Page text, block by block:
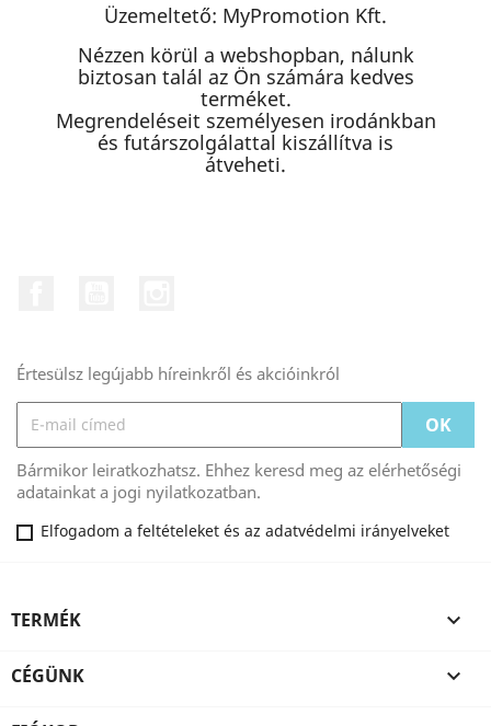
Üzemeltető: MyPromotion Kft.
Nézzen körül a webshopban, nálunk
biztosan talál az Ön számára kedves
terméket.
Megrendeléseit személyesen irodánkban
és futárszolgálattal kiszállítva is
átveheti.
Értesülsz legújabb híreinkről és akcióinkról
Bármikor leiratkozhatsz. Ehhez keresd meg az elérhetőségi
adatainkat a jogi nyilatkozatban.
Elfogadom a feltételeket és az adatvédelmi irányelveket
TERMÉK 
CÉGÜNK 